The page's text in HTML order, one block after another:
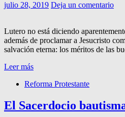
julio 28, 2019 Deja un comentario
Lutero no está diciendo
además de proclamar a Jesucristo
salvación eterna: los méritos de las
Leer más
Reforma Protestante
El Sacerdocio